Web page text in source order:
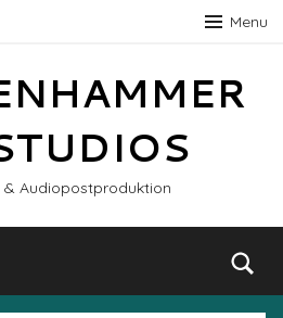
Menu
Audiopostproduktion